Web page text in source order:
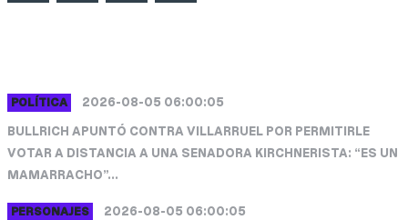
POLÍTICA
2026-08-05 06:00:05
BULLRICH APUNTÓ CONTRA VILLARRUEL POR PERMITIRLE
VOTAR A DISTANCIA A UNA SENADORA KIRCHNERISTA: “ES UN
MAMARRACHO”...
PERSONAJES
2026-08-05 06:00:05